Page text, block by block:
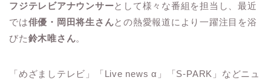
フジテレビアナウンサーとして様々な番組を担当し、最近
では俳優・岡田将生さんとの熱愛報道により一躍注目を浴
びた鈴木唯さん。
「めざましテレビ」「Live news α」「S-PARK」などニュ